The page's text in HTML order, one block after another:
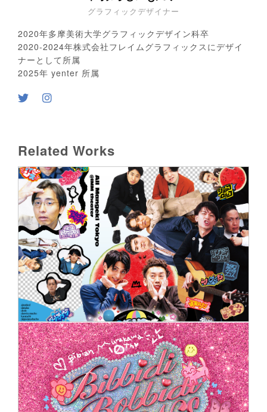
グラフィックデザイナー
2020年多摩美術大学グラフィックデザイン科卒
2020-2024年株式会社フレイムグラフィックスにデザイ
ナーとして所属
2025年 yenter 所属
Related Works